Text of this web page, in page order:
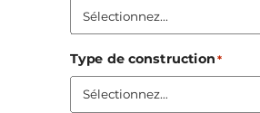
Type de construction *